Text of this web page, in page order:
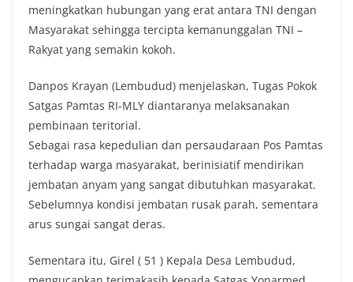
meningkatkan hubungan yang erat antara TNI dengan
Masyarakat sehingga tercipta kemanunggalan TNI –
Rakyat yang semakin kokoh.
Danpos Krayan (Lembudud) menjelaskan, Tugas Pokok
Satgas Pamtas RI-MLY diantaranya melaksanakan
pembinaan teritorial.
Sebagai rasa kepedulian dan persaudaraan Pos Pamtas
terhadap warga masyarakat, berinisiatif mendirikan
jembatan anyam yang sangat dibutuhkan masyarakat.
Sebelumnya kondisi jembatan rusak parah, sementara
arus sungai sangat deras.
Sementara itu, Girel ( 51 ) Kepala Desa Lembudud,